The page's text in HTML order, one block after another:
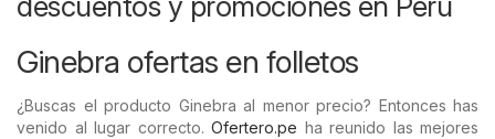
Ginebra ofertas en folletos
¿Buscas el producto Ginebra al menor precio? Entonces has
venido al lugar correcto. Ofertero.pe ha reunido las mejores